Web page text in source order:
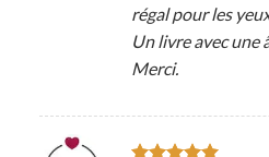
régal pour les
Un livre avec une
Merci.